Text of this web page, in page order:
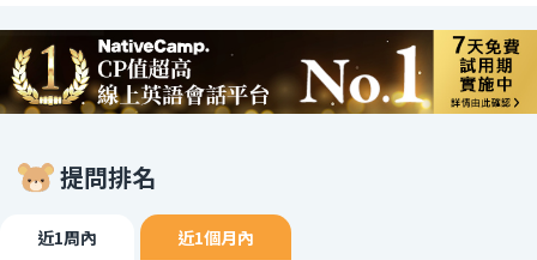
提問排名
近1周內 近1個月內